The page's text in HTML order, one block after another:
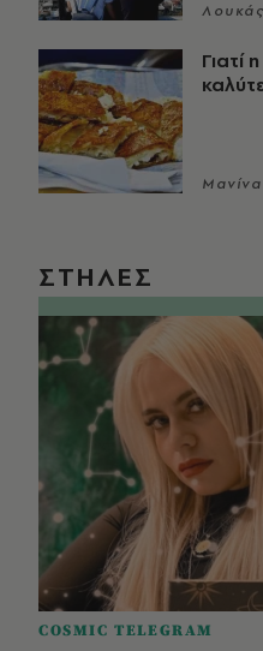
Γιατί
ΣΤΗΛΕΣ
COSMIC TELEGRAM